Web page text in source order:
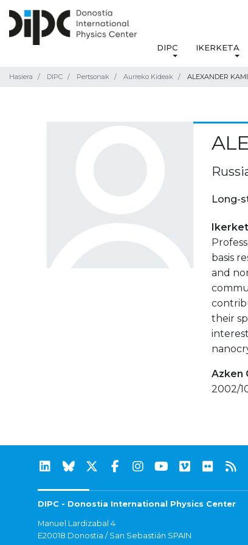
DIPC IKERKETA
Hasiera DIPC Pertsonak Aurreko Kideak ALEXANDER
Long-
basis
and
their
Azken
2002/
DIPC - Donostia International Physics Center
Manuel Lardizabal 4
E20018 Donostia / San Sebastián SPAIN